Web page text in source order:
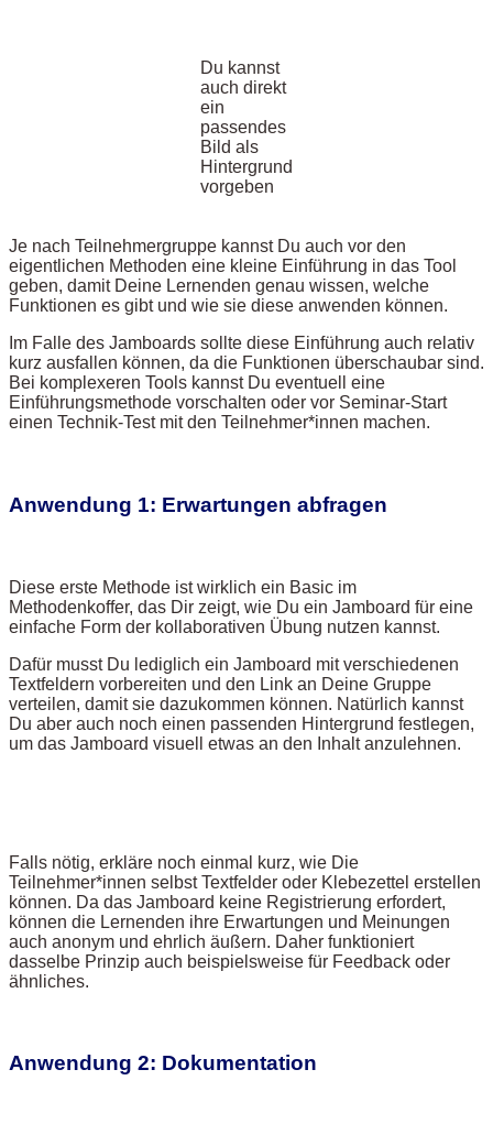
Du kannst
auch direkt
ein
passendes
Bild als
Hintergrund
vorgeben
Je nach Teilnehmergruppe kannst Du auch vor den
eigentlichen Methoden eine kleine Einführung in das Tool
geben, damit Deine Lernenden genau wissen, welche
Funktionen es gibt und wie sie diese anwenden können.
Im Falle des Jamboards sollte diese Einführung auch relativ
kurz ausfallen können, da die Funktionen überschaubar sind.
Bei komplexeren Tools kannst Du eventuell eine
Einführungsmethode vorschalten oder vor Seminar-Start
einen Technik-Test mit den Teilnehmer*innen machen.
Anwendung 1: Erwartungen abfragen
Diese erste Methode ist wirklich ein Basic im
Methodenkoffer, das Dir zeigt, wie Du ein Jamboard für eine
einfache Form der kollaborativen Übung nutzen kannst.
Dafür musst Du lediglich ein Jamboard mit verschiedenen
Textfeldern vorbereiten und den Link an Deine Gruppe
verteilen, damit sie dazukommen können. Natürlich kannst
Du aber auch noch einen passenden Hintergrund festlegen,
um das Jamboard visuell etwas an den Inhalt anzulehnen.
Falls nötig, erkläre noch einmal kurz, wie Die
Teilnehmer*innen selbst Textfelder oder Klebezettel erstellen
können. Da das Jamboard keine Registrierung erfordert,
können die Lernenden ihre Erwartungen und Meinungen
auch anonym und ehrlich äußern. Daher funktioniert
dasselbe Prinzip auch beispielsweise für Feedback oder
ähnliches.
Anwendung 2: Dokumentation